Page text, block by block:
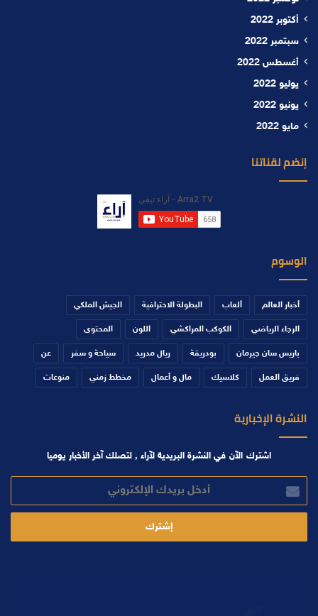
أكتوبر 2022
سبتمبر 2022
أغسطس 2022
يوليو 2022
يونيو 2022
مايو 2022
إنضم لقناتنا
الوسوم
أخبار العالم ألعاب البطولة الاحترافية الجيش الملكي
الرجاء الرياضي الكوكب المراكشي اللون المحتوى
باريس سان جيرمان بودريقة ريال مدريد سياحة و سفر عن
فريق العمل كلاسيك مال و أعمال مخطط زمني منوعات
النشرة الإخبارية
اشترك الآن في النشرة البريدية لآراء , لتصلك آخر الأخبار يوميا
بريدك
الإلكتروني